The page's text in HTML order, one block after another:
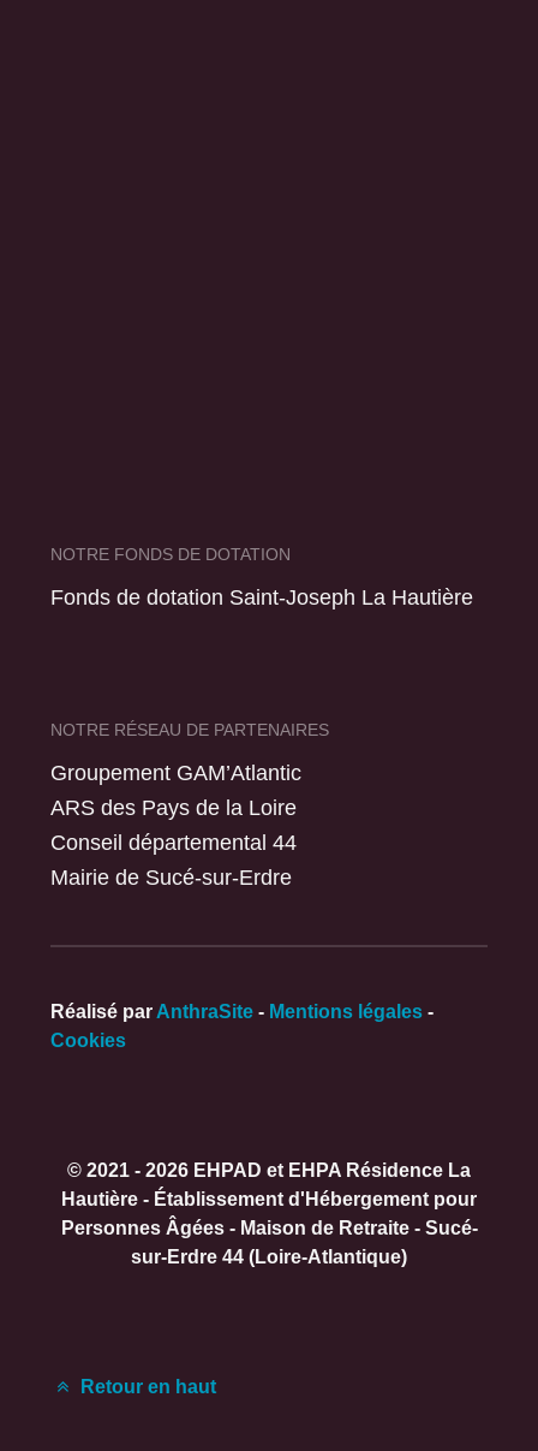
NOTRE FONDS DE DOTATION
Fonds de dotation Saint-Joseph La Hautière
NOTRE RÉSEAU DE PARTENAIRES
Groupement GAM’Atlantic
ARS des Pays de la Loire
Conseil départemental 44
Mairie de Sucé-sur-Erdre
Réalisé parAnthraSite - Mentions légales -
Cookies
© 2021 - 2026 EHPAD et EHPA Résidence La
Hautière - Établissement d'Hébergement pour
Personnes Âgées - Maison de Retraite - Sucé-
sur-Erdre 44 (Loire-Atlantique)
Retour en haut